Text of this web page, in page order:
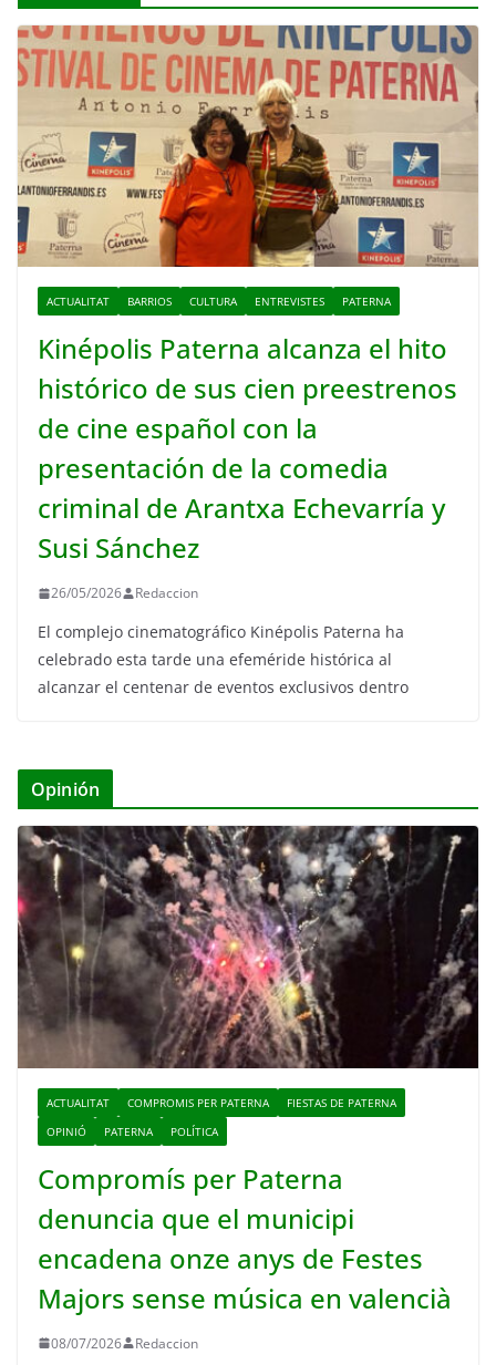
ACTUALITAT BARRIOS CULTURA ENTREVISTES PATERNA
Kinépolis Paterna alcanza el hito
histórico de sus cien preestrenos
de cine español con la
presentación de la comedia
criminal de Arantxa Echevarría y
Susi Sánchez
26/05/2026 Redaccion
El complejo cinematográfico Kinépolis Paterna ha
celebrado esta tarde una efeméride histórica al
alcanzar el centenar de eventos exclusivos dentro
Opinión
ACTUALITAT COMPROMIS PER PATERNA
FIESTAS DE PATERNA
OPINIÓ
PATERNA POLÍTICA
Compromís per Paterna
denuncia que el municipi
encadena onze anys de Festes
Majors sense música en valencià
08/07/2026 Redaccion